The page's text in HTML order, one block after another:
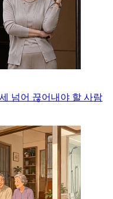
넘어 끊어내야 할 사람